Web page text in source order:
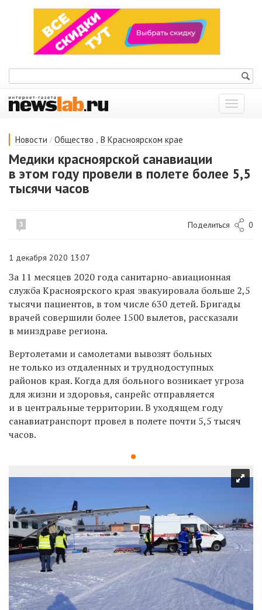
Показать
меню
Новости / Общество , В Красноярском крае
Медики красноярской санавиации
в этом году провели в полете более 5,5
тысячи часов
3 Поделиться 0
1 декабря 2020 13:07
За 11 месяцев 2020 года санитарно-авиационная
служба Красноярского края эвакуировала больше 2,5
тысячи пациентов, в том числе 630 детей. Бригады
врачей совершили более 1500 вылетов, рассказали
в минздраве региона.
Вертолетами и самолетами вывозят больных
не только из отдаленных и труднодоступных
районов края. Когда для больного возникает угроза
для жизни и здоровья, санрейс отправляется
и в центральные территории. В уходящем году
санавиатранспорт провел в полете почти 5,5 тысяч
часов.